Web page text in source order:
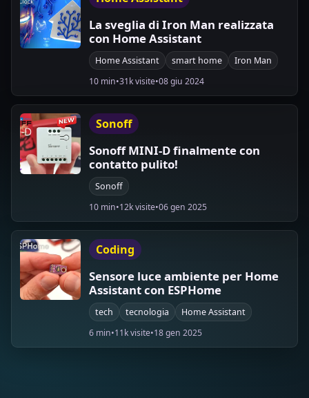
La sveglia di Iron Man realizzata
con Home Assistant
Home Assistant smart home
Iron Man
10 min•31k visite•08 giu 2024
Sonoff
Sonoff MINI-D finalmente con
contatto pulito!
Sonoff
10 min•12k visite•06 gen 2025
Coding
Sensore luce ambiente per Home
Assistant con ESPHome
tech tecnologia
Home Assistant
6 min•11k visite•18 gen 2025